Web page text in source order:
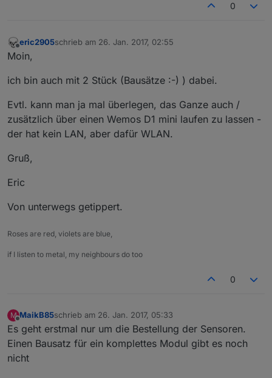
0
Offline
eric2905schrieb am 26. Jan. 2017, 02:55
zuletzt editiert von
Moin,
ich bin auch mit 2 Stück (Bausätze :-) ) dabei.
Evtl. kann man ja mal überlegen, das Ganze auch /
zusätzlich über einen Wemos D1 mini laufen zu lassen -
der hat kein LAN, aber dafür WLAN.
Gruß,
Eric
Von unterwegs getippert.
Roses are red, violets are blue,
if I listen to metal, my neighbours do too
0
M
Offline
MaikB85schrieb am 26. Jan. 2017, 05:33
zuletzt editiert von
Es geht erstmal nur um die Bestellung der Sensoren.
Einen Bausatz für ein komplettes Modul gibt es noch
nicht